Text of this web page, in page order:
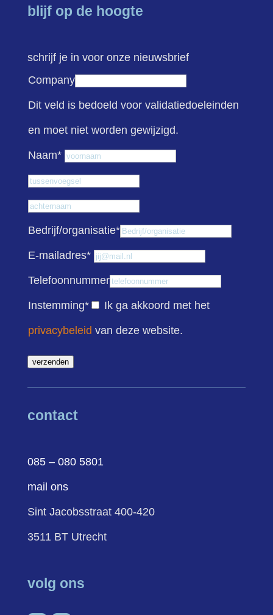
blijf op de hoogte
schrijf je in voor onze nieuwsbrief
Company
Dit veld is bedoeld voor validatiedoeleinden
en moet niet worden gewijzigd.
Naam* Voornaam
Tussenvoegsel
Achternaam
Bedrijf/organisatie*
E-mailadres*
Telefoonnummer
Instemming* Ik ga akkoord met het
privacybeleid van deze website.
verzenden
contact
085 – 080 5801
mail ons
Sint Jacobsstraat 400-420
3511 BT Utrecht
volg ons